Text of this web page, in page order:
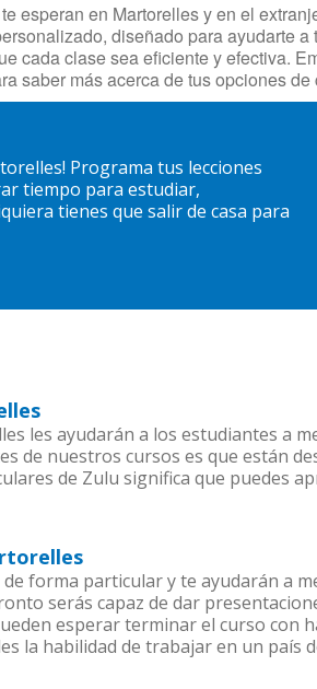
esperan en Martorelles y en el
diseñado para ayudarte
cada clase sea eficiente y efectiva.
saber más acerca de tus opciones
Programa tus lecciones
tiempo para estudiar,
tienes que salir de casa para
les ayudarán a los estudiantes a
de nuestros cursos es que están
de Zulu significa que puedes
forma particular y te ayudarán a
serás capaz de dar
esperar terminar el curso con
la habilidad de trabajar en un país